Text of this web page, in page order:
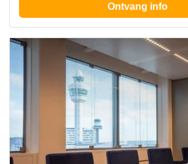
Ontvang info